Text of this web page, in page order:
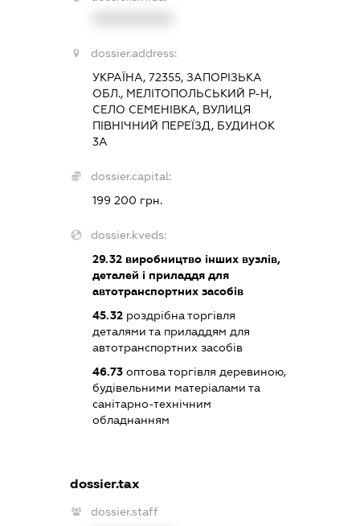
dossier.address:
УКРАЇНА, 72355, ЗАПОРІЗЬКА
ОБЛ., МЕЛІТОПОЛЬСЬКИЙ Р-Н,
СЕЛО СЕМЕНІВКА, ВУЛИЦЯ
ПІВНІЧНИЙ ПЕРЕЇЗД, БУДИНОК
3А
dossier.capital:
199 200 грн.
dossier.kveds:
29.32 виробництво інших вузлів,
деталей і приладдя для
автотранспортних засобів
45.32 роздрібна торгівля
деталями та приладдям для
автотранспортних засобів
46.73 оптова торгівля деревиною,
будівельними матеріалами та
санітарно-технічним
обладнанням
dossier.tax
dossier.staff